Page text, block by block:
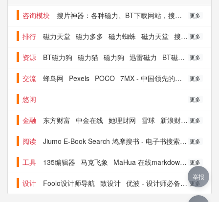
咨询模块 搜片神器：各种磁力、BT下载网站，搜索秘密代码启动新世界 更多
排行 磁力天堂 磁力多多 磁力蜘蛛 磁力天堂 搜磁力 更多
资源 BT磁力狗 磁力猫 磁力狗 迅雷磁力 BT磁力资源 更多
交流 蜂鸟网 Pexels POCO 7MX - 中国领先的视觉创作社区 更多
悠闲 更多
金融 东方财富 中金在线 她理财网 雪球 新浪财经_新浪网 更多
阅读 Jiumo E-Book Search 鸠摩搜书 - 电子书搜索引擎 拨云
更多
工具 135编辑器 马克飞象 MaHua 在线markdown编辑器 更多
设计 Foolo设计师导航 致设计 优波 - 设计师必备网址导航 - 发现优秀的设计与网站 更多
举报